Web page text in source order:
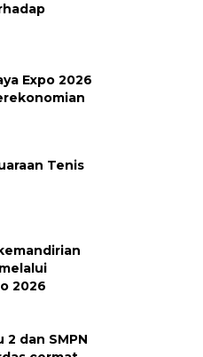
Expo 2026
Tenis
2026
2 dan SMPN